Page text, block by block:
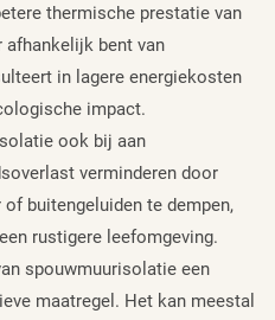
thermische prestatie van
afhankelijk bent van
in lagere energiekosten
impact.
ook bij aan
verminderen door
buitengeluiden te dempen,
rustigere leefomgeving.
spouwmuurisolatie een
maatregel. Het kan meestal